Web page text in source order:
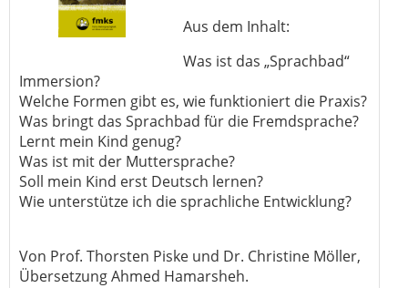
Aus dem Inhalt:
Was ist das „Sprachbad“
Immersion?
Welche Formen gibt es, wie funktioniert die Praxis?
Was bringt das Sprachbad für die Fremdsprache?
Lernt mein Kind genug?
Was ist mit der Muttersprache?
Soll mein Kind erst Deutsch lernen?
Wie unterstütze ich die sprachliche Entwicklung?
Von Prof. Thorsten Piske und Dr. Christine Möller,
Übersetzung Ahmed Hamarsheh.